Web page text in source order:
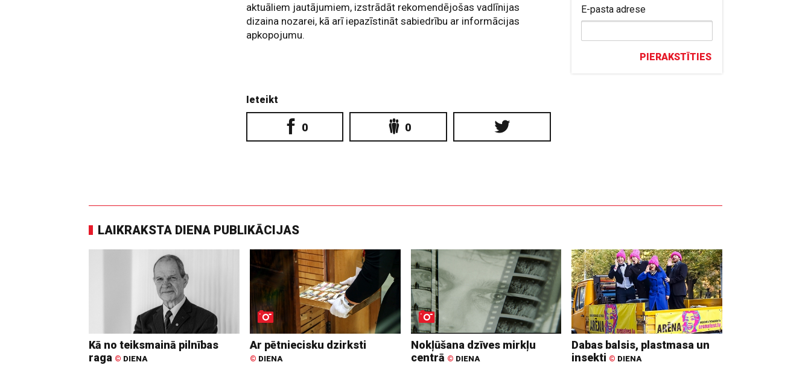
aktuāliem jautājumiem, izstrādāt rekomendējošas vadlīnijas
dizaina nozarei, kā arī iepazīstināt sabiedrību ar informācijas
apkopojumu.
Ieteikt
0 0
E-pasta adrese
PIERAKSTĪTIES
LAIKRAKSTA DIENA PUBLIKĀCIJAS
Kā no teiksmainā pilnības
raga © DIENA
Ar pētniecisku dzirksti
© DIENA
Nokļūšana dzīves mirkļu
centrā © DIENA
Dabas balsis, plastmasa un
insekti © DIENA